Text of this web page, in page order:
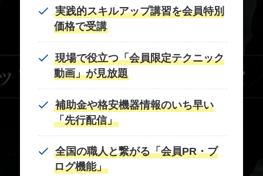
実践的スキルアップ講習を会員特別
価格で受講
現場で役立つ「会員限定テクニック
動画」が見放題
補助金や格安機器情報のいち早い
「先行配信」
全国の職人と繋がる「会員PR・ブ
ログ機能」